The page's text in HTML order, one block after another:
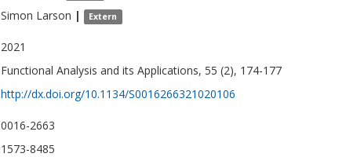
Simon Larson | Extern
2021
Functional Analysis and its Applications, 55 (2), 174-177
http://dx.doi.org/10.1134/S0016266321020106
0016-2663
1573-8485